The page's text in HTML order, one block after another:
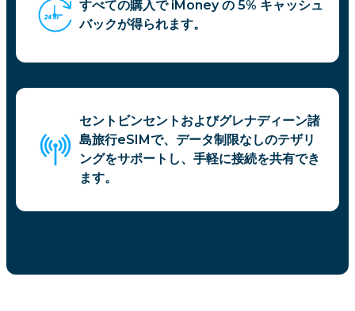
すべての購入で iMoney の 5% キャッシュ
バックが得られます。
セントビンセントおよびグレナディーン諸
島旅行eSIMで、データ制限なしのテザリ
ングをサポートし、手軽に接続を共有でき
ます。